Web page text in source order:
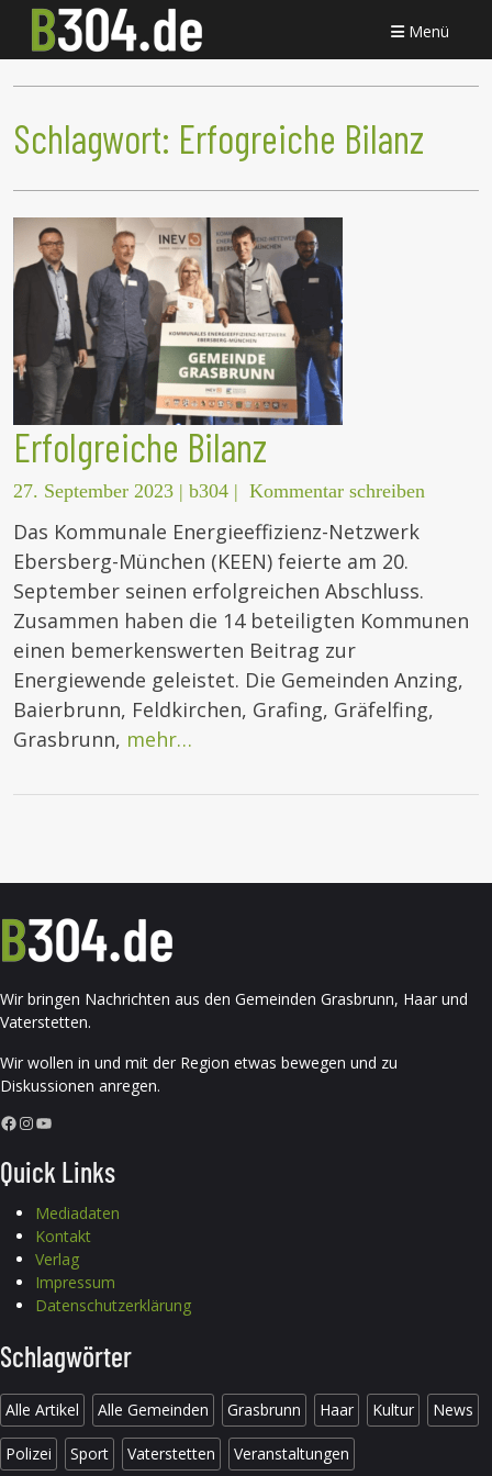
Menü
Schlagwort: Erfogreiche Bilanz
Erfolgreiche Bilanz
27. September 2023 | b304 | Kommentar schreiben
Das Kommunale Energieeffizienz-Netzwerk
Ebersberg-München (KEEN) feierte am 20.
September seinen erfolgreichen Abschluss.
Zusammen haben die 14 beteiligten Kommunen
einen bemerkenswerten Beitrag zur
Energiewende geleistet. Die Gemeinden Anzing,
Baierbrunn, Feldkirchen, Grafing, Gräfelfing,
Grasbrunn, mehr…
Wir bringen Nachrichten aus den Gemeinden Grasbrunn, Haar und
Vaterstetten.
Wir wollen in und mit der Region etwas bewegen und zu
Diskussionen anregen.
Facebook InstagramYouTube
Quick Links
Mediadaten
Kontakt
Verlag
Impressum
Datenschutzerklärung
Schlagwörter
Alle Artikel Alle Gemeinden Grasbrunn Haar Kultur News
Polizei Sport Vaterstetten Veranstaltungen